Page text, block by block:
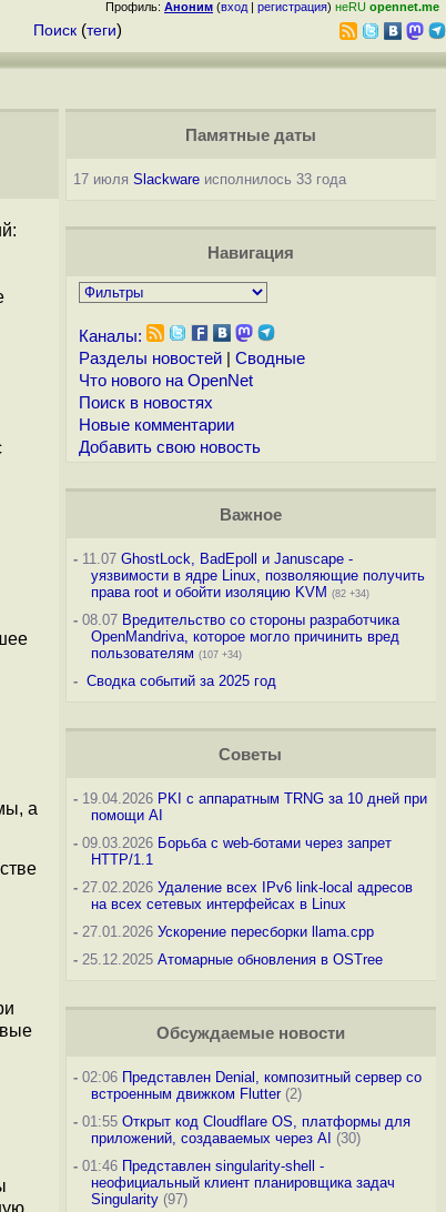
Профиль: Аноним (вход | регистрация) неRU opennet.me
Поиск (теги)
а
Памятные даты
17 июля Slackwareисполнилось 33 года
Навигация
Каналы:
Разделы новостей| Сводные
Что нового на OpenNet
Поиск в новостях
Новые комментарии
Добавить свою новость
Важное
-11.07 GhostLock, BadEpoll и Januscape -
уязвимости в ядре Linux, позволяющие получить
права root и обойти изоляцию KVM (82 +34)
-08.07 Вредительство со стороны разработчика
OpenMandriva, которое могло причинить вред
пользователям (107 +34)
- Сводка событий за 2025 год
Советы
-19.04.2026 PKI с аппаратным TRNG за 10 дней при
помощи AI
-09.03.2026 Борьба с web-ботами через запрет
HTTP/1.1
-27.02.2026 Удаление всех IPv6 link-local адресов
на всех сетевых интерфейсах в Linux
-27.01.2026 Ускорение пересборки llama.cpp
-25.12.2025 Атомарные обновления в OSTree
Обсуждаемые новости
-02:06 Представлен Denial, композитный сервер со
встроенным движком Flutter(2)
-01:55 Открыт код Cloudflare OS, платформы для
приложений, создаваемых через AI (30)
-01:46 Представлен singularity-shell -
неофициальный клиент планировщика задач
Singularity(97)